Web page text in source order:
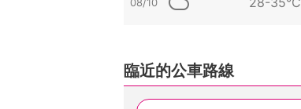
臨近的公車路線